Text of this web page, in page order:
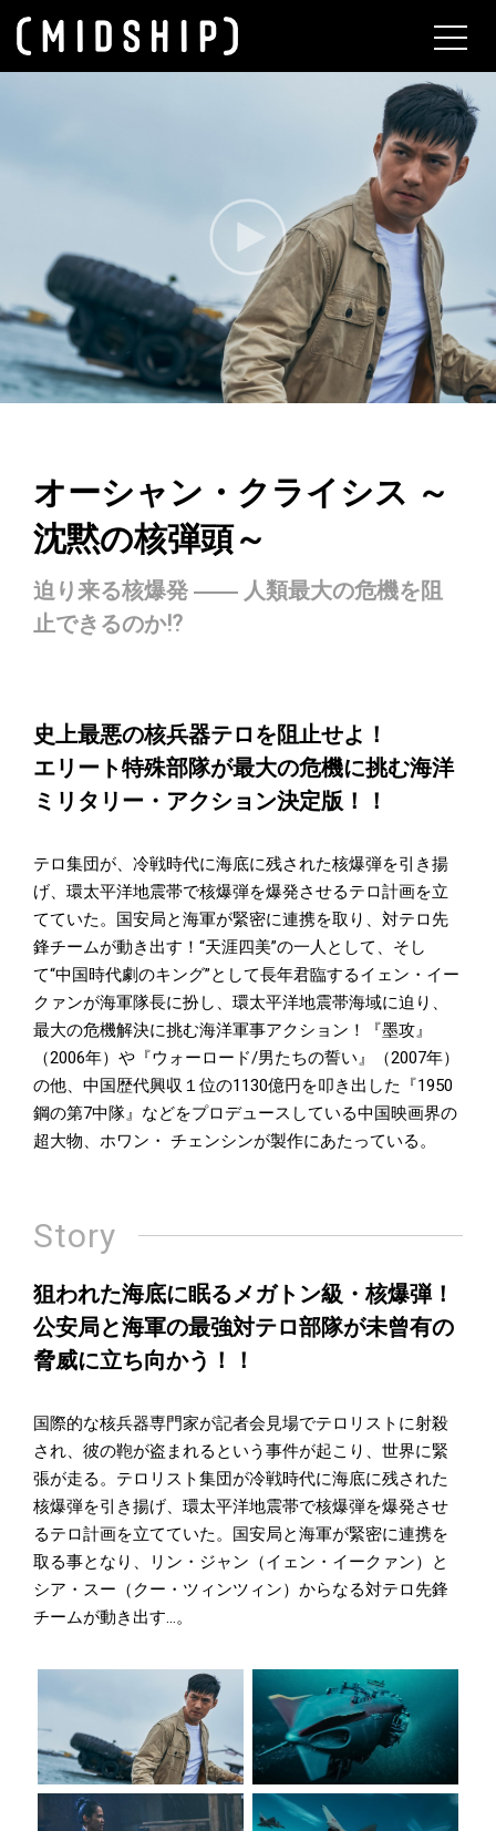
オーシャン・クライシス ～
沈黙の核弾頭～
迫り来る核爆発 ―― 人類最大の危機を阻
止できるのか⁉
史上最悪の核兵器テロを阻止せよ！
エリート特殊部隊が最大の危機に挑む海洋
ミリタリー・アクション決定版！！
テロ集団が、冷戦時代に海底に残された核爆弾を引き揚
げ、環太平洋地震帯で核爆弾を爆発させるテロ計画を立
てていた。国安局と海軍が緊密に連携を取り、対テロ先
鋒チームが動き出す！“天涯四美”の一人として、そし
て“中国時代劇のキング”として長年君臨するイェン・イー
クァンが海軍隊長に扮し、環太平洋地震帯海域に迫り、
最大の危機解決に挑む海洋軍事アクション！『墨攻』
（2006年）や『ウォーロード/男たちの誓い』（2007年）
の他、中国歴代興収１位の1130億円を叩き出した『1950
鋼の第7中隊』などをプロデュースしている中国映画界の
超大物、ホワン・ チェンシンが製作にあたっている。
Story
狙われた海底に眠るメガトン級・核爆弾！
公安局と海軍の最強対テロ部隊が未曾有の
脅威に立ち向かう！！
国際的な核兵器専門家が記者会見場でテロリストに射殺
され、彼の鞄が盗まれるという事件が起こり、世界に緊
張が走る。テロリスト集団が冷戦時代に海底に残された
核爆弾を引き揚げ、環太平洋地震帯で核爆弾を爆発させ
るテロ計画を立てていた。国安局と海軍が緊密に連携を
取る事となり、リン・ジャン（イェン・イークァン）と
シア・スー（クー・ツィンツィン）からなる対テロ先鋒
チームが動き出す…。
About